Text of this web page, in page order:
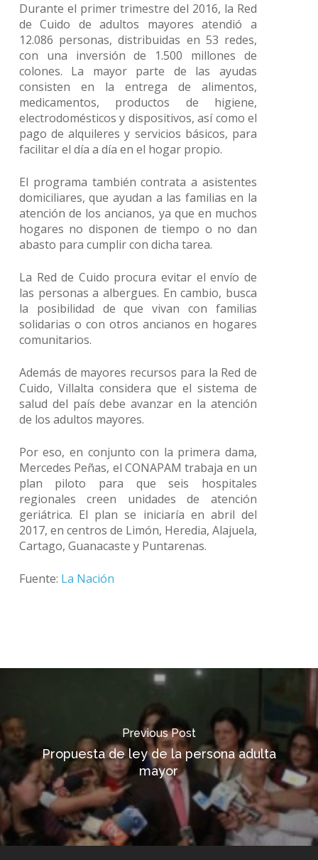
Durante el primer trimestre del 2016, la Red
de Cuido de adultos mayores atendió a
12.086 personas, distribuidas en 53 redes,
con una inversión de 1.500 millones de
colones. La mayor parte de las ayudas
consisten en la entrega de alimentos,
medicamentos, productos de higiene,
electrodomésticos y dispositivos, así como el
pago de alquileres y servicios básicos, para
facilitar el día a día en el hogar propio.
El programa también contrata a asistentes
domiciliares, que ayudan a las familias en la
atención de los ancianos, ya que en muchos
hogares no disponen de tiempo o no dan
abasto para cumplir con dicha tarea.
La Red de Cuido procura evitar el envío de
las personas a albergues. En cambio, busca
la posibilidad de que vivan con familias
solidarias o con otros ancianos en hogares
comunitarios.
Además de mayores recursos para la Red de
Cuido, Villalta considera que el sistema de
salud del país debe avanzar en la atención
de los adultos mayores.
Por eso, en conjunto con la primera dama,
Mercedes Peñas, el CONAPAM trabaja en un
plan piloto para que seis hospitales
regionales creen unidades de atención
geriátrica. El plan se iniciaría en abril del
2017, en centros de Limón, Heredia, Alajuela,
Cartago, Guanacaste y Puntarenas.
Fuente: La Nación
Previous Post
Propuesta de ley de la persona adulta
mayor